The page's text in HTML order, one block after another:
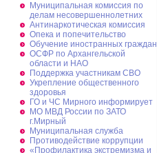
Муниципальная комиссия по
делам несовершеннолетних
Антинаркотическая комиссия
Опека и попечительство
Обучение иностранных граждан
ОСФР по Архангельской
области и НАО
Поддержка участникам СВО
Укрепление общественного
здоровья
ГО и ЧС Мирного информирует
МО МВД России по ЗАТО
г.Мирный
Муниципальная cлужба
Противодействие коррупции
«Профилактика экстремизма и